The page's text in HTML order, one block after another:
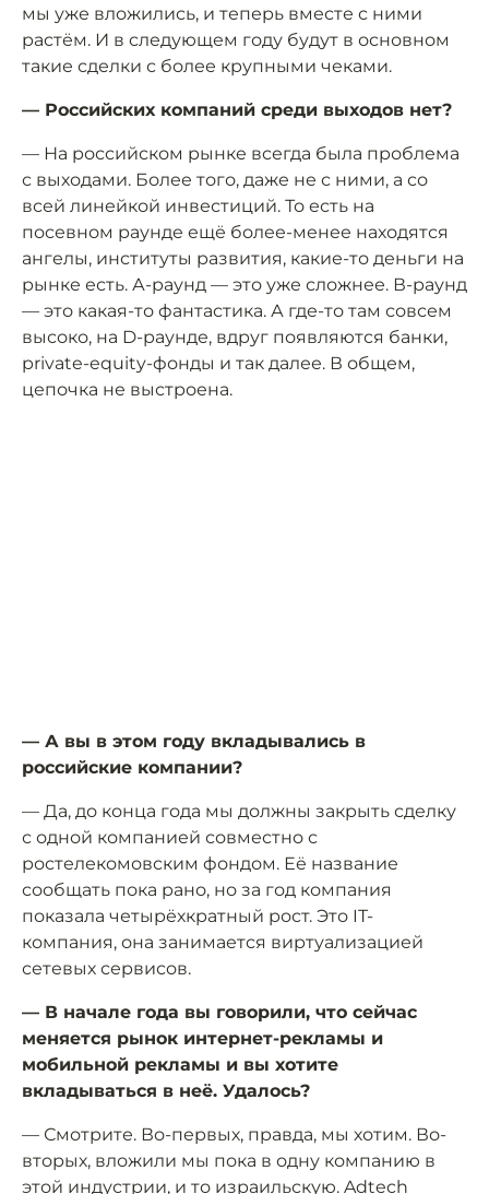
мы уже вложились, и теперь вместе с ними
растём. И в следующем году будут в основном
такие сделки с более крупными чеками.
— Российских компаний среди выходов нет?
— На российском рынке всегда была проблема
с выходами. Более того, даже не с ними, а со
всей линейкой инвестиций. То есть на
посевном раунде ещё более-менее находятся
ангелы, институты развития, какие-то деньги на
рынке есть. А-раунд — это уже сложнее. В-раунд
— это какая-то фантастика. А где-то там совсем
высоко, на D-раунде, вдруг появляются банки,
private-equity-фонды и так далее. В общем,
цепочка не выстроена.
— А вы в этом году вкладывались в
российские компании?
— Да, до конца года мы должны закрыть сделку
с одной компанией совместно с
ростелекомовским фондом. Её название
сообщать пока рано, но за год компания
показала четырёхкратный рост. Это IT-
компания, она занимается виртуализацией
сетевых сервисов.
— В начале года вы говорили, что сейчас
меняется рынок интернет-рекламы и
мобильной рекламы и вы хотите
вкладываться в неё. Удалось?
— Смотрите. Во-первых, правда, мы хотим. Во-
вторых, вложили мы пока в одну компанию в
этой индустрии, и то израильскую. Adtech